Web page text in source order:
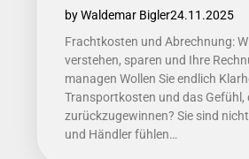
by Waldemar Bigler24.11.2025
Frachtkosten und Abrechnung:
verstehen, sparen und Ihre
managen Wollen Sie endlich
Transportkosten und das Gefühl,
zurückzugewinnen? Sie sind
und Händler fühlen…